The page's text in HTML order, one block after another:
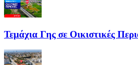
Τεμάχια Γης σε Οικιστικές